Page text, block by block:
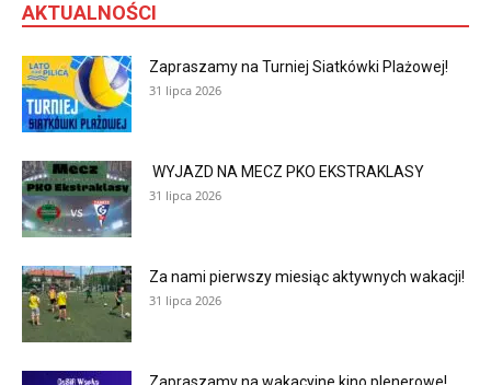
AKTUALNOŚCI
Zapraszamy na Turniej Siatkówki Plażowej!
31 lipca 2026
WYJAZD NA MECZ PKO EKSTRAKLASY
31 lipca 2026
Za nami pierwszy miesiąc aktywnych wakacji!
31 lipca 2026